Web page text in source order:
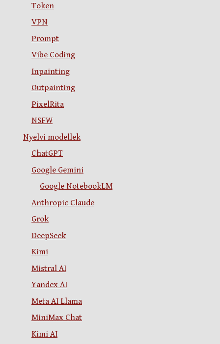
Token
VPN
Prompt
Vibe Coding
Inpainting
Outpainting
PixelRita
NSFW
Nyelvi modellek
ChatGPT
Google Gemini
Google NotebookLM
Anthropic Claude
Grok
DeepSeek
Kimi
Mistral AI
Yandex AI
Meta AI Llama
MiniMax Chat
Kimi AI